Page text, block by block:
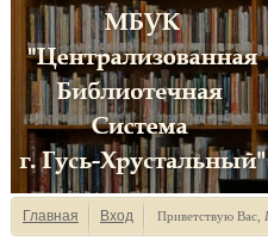
Главная Вход Приветствую Вас